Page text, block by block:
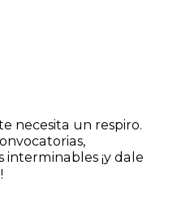
necesita un respiro.
¡y dale